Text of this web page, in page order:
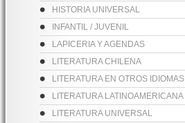
HISTORIA UNIVERSAL
INFANTIL / JUVENIL
LAPICERIA Y AGENDAS
LITERATURA CHILENA
LITERATURA EN OTROS IDIOMAS
LITERATURA LATINOAMERICANA
LITERATURA UNIVERSAL